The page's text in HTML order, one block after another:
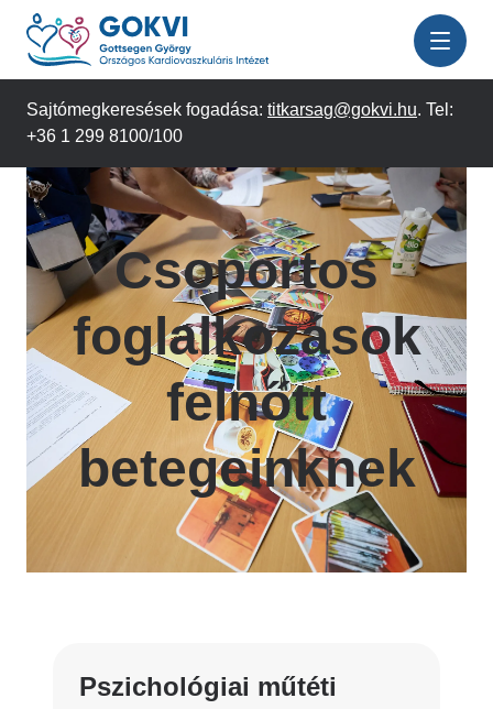
Ugrás
tartalomra
Sajtómegkeresések fogadása: titkarsag@gokvi.hu. Tel:
+36 1 299 8100/100
Csoportos
foglalkozások
felnőtt
betegeinknek
Pszichológiai műtéti